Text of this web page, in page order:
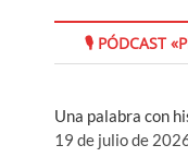
🎙 PÓDCAST
Una palabra con
19 de julio de